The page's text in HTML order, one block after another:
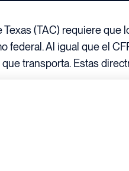
(TAC) requiere
federal. Al igual que el
transporta. Estas